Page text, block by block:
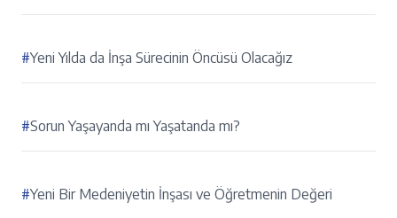
#Yeni Yılda da İnşa Sürecinin Öncüsü Olacağız
#Sorun Yaşayanda mı Yaşatanda mı?
#Yeni Bir Medeniyetin İnşası ve Öğretmenin Değeri